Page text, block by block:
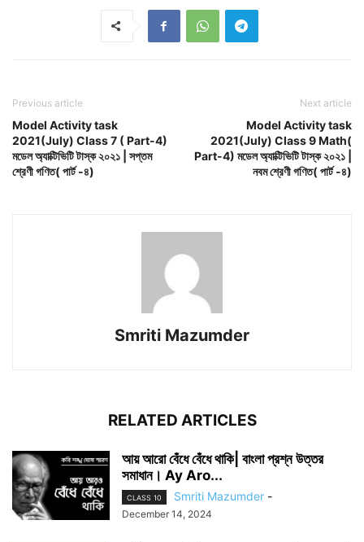
Previous article
Model Activity task
2021(July) Class 7 ( Part-4)
মডেল অ্যাক্টিভিটি টাস্ক ২০২১ | সপ্তম
শ্রেণী গণিত( পার্ট -৪)
Next article
Model Activity task
2021(July) Class 9 Math(
Part-4) মডেল অ্যাক্টিভিটি টাস্ক ২০২১ |
নবম শ্রেণী গণিত( পার্ট -৪)
Smriti Mazumder
RELATED ARTICLES
আয় আরো বেঁধে বেঁধে থাকি| বাংলা প্রশ্ন উত্তর
সমাধান। Ay Aro...
CLASS 10 Smriti Mazumder -
December 14, 2024